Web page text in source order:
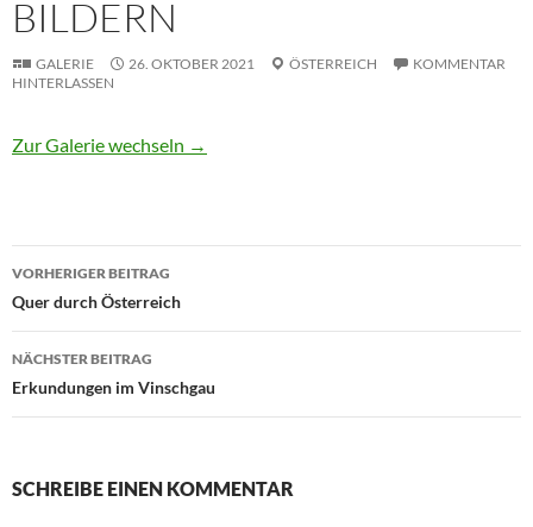
BILDERN
GALERIE 26. OKTOBER 2021 ÖSTERREICH
KOMMENTAR
HINTERLASSEN
Zur Galerie wechseln →
Beitragsnavigation
VORHERIGER BEITRAG
Quer durch Österreich
NÄCHSTER BEITRAG
Erkundungen im Vinschgau
SCHREIBE EINEN KOMMENTAR